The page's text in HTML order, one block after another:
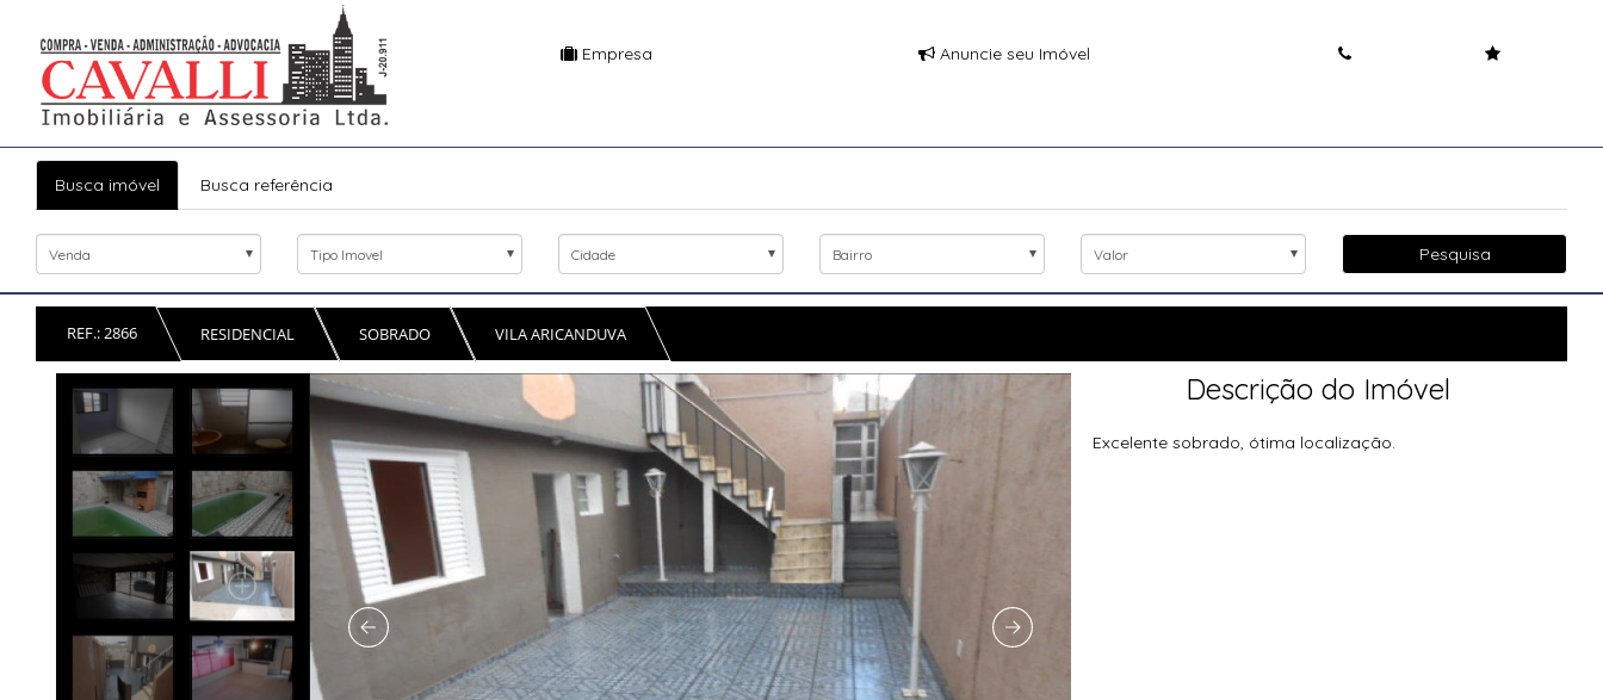
Empresa Anuncie seu Imóvel
Busca imóvel Busca referência
Venda Tipo Imovel Cidade Bairro Valor Pesquisa
REF.: 2866 RESIDENCIAL SOBRADO VILA ARICANDUVA
Descrição do Imóvel
Excelente sobrado, ótima localização.